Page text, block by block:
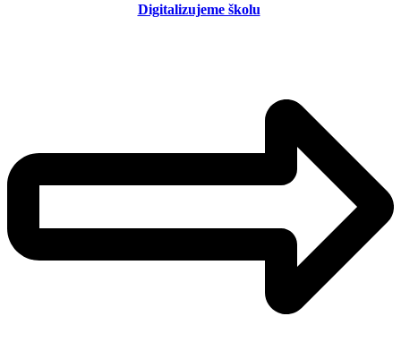
Digitalizujeme školu